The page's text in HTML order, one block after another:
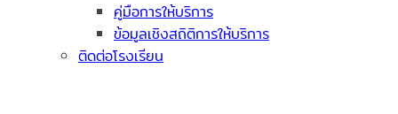
คู่มือการให้บริการ
ข้อมูลเชิงสถิติการให้บริการ
ติดต่อโรงเรียน